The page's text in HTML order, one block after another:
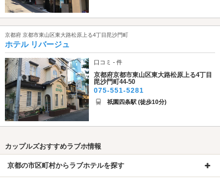
京都府 京都市東山区東大路松原上る4丁目毘沙門町
ホテル リバージュ
口コミ - 件
京都府京都市東山区東大路松原上る4丁目
毘沙門町44-50
075-551-5281
祇園四条駅 (徒歩10分)
カップルズおすすめラブホ情報
京都の市区町村からラブホテルを探す